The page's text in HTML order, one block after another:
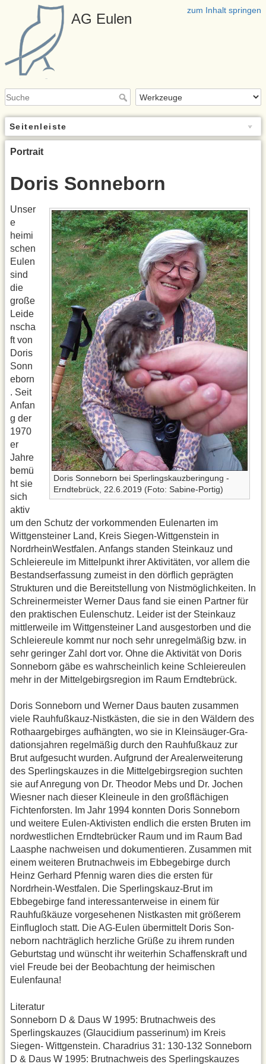
zum Inhalt springen
AG Eulen
Seitenleiste
Portrait
Doris Sonneborn
Doris Sonneborn bei Sperlingskauzberingung -
Erndtebrück, 22.6.2019 (Foto: Sabine-Portig)
Unser
e
heimi
schen
Eulen
sind
die
große
Leide
nscha
ft von
Doris
Sonn
eborn
. Seit
Anfan
g der
1970
er
Jahre
bemü
ht sie
sich
aktiv
um den Schutz der vorkommenden Eulenar­ten im
Wittgensteiner Land, Kreis Siegen-Wittgenstein in
Nordrhein­Westfalen. Anfangs standen Stein­kauz und
Schleiereule im Mittelpunkt ihrer Aktivitäten, vor allem die
Be­standserfassung zumeist in den dörf­lich geprägten
Strukturen und die Be­reitstellung von Nistmöglichkeiten. In
Schreinermeister Werner Daus fand sie einen Partner für
den praktischen Eulenschutz. Leider ist der Steinkauz
mittlerweile im Wittgensteiner Land ausgestorben und die
Schleiereule kommt nur noch sehr unregelmäßig bzw. in
sehr geringer Zahl dort vor. Ohne die Aktivität von Doris
Sonne­born gäbe es wahrscheinlich keine Schleiereulen
mehr in der Mittelge­birgsregion im Raum Erndtebrück.
Doris Sonneborn und Werner Daus bauten zusammen
viele Rauh­fußkauz-Nistkästen, die sie in den Wäldern des
Rothaargebirges auf­hängten, wo sie in Kleinsäuger-Gra­
dationsjahren regelmäßig durch den Rauhfußkauz zur
Brut aufgesucht wurden. Aufgrund der Arealerweite­rung
des Sperlingskauzes in die Mit­telgebirgsregion suchten
sie auf Anre­gung von Dr. Theodor Mebs und Dr. Jochen
Wiesner nach dieser Klein­eule in den großflächigen
Fichtenfors­ten. Im Jahr 1994 konnten Doris Sonneborn
und weitere Eulen-Akti­visten endlich die ersten Bruten im
nordwestlichen Erndtebrücker Raum und im Raum Bad
Laasphe nachwei­sen und dokumentieren. Zusammen mit
einem weiteren Brutnachweis im Ebbegebirge durch
Heinz Gerhard Pfennig waren dies die ersten für
Nordrhein-Westfalen. Die Sperlings­kauz-Brut im
Ebbegebirge fand inter­essanterweise in einem für
Rauhfuß­käuze vorgesehenen Nistkasten mit größerem
Einflugloch statt. Die AG-Eulen übermittelt Doris Son­
neborn nachträglich herzliche Grüße zu ihrem runden
Geburtstag und wünscht ihr weiterhin Schaffenskraft und
viel Freude bei der Beobachtung der heimischen
Eulenfauna!
Literatur
Sonneborn D & Daus W 1995: Brut­nachweis des
Sperlingskauzes (Glaucidium passerinum) im Kreis
Siegen- Wittgenstein. Charadrius 31: 130-132 Sonneborn
D & Daus W 1995: Brut­nachweis des Sperlingskauzes